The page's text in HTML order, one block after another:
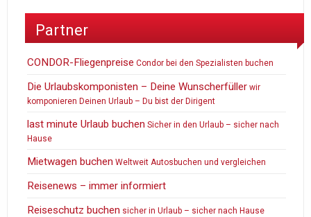
Partner
CONDOR-Fliegenpreise Condor bei den Spezialisten buchen
Die Urlaubskomponisten – Deine Wunscherfüller wir
komponieren Deinen Urlaub – Du bist der Dirigent
last minute Urlaub buchen Sicher in den Urlaub – sicher nach
Hause
Mietwagen buchen Weltweit Autosbuchen und vergleichen
Reisenews – immer informiert
Reiseschutz buchen sicher in Urlaub – sicher nach Hause